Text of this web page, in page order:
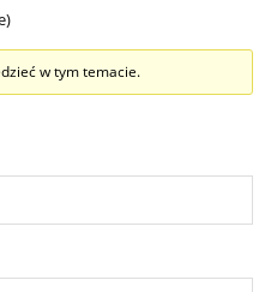
w tym temacie.